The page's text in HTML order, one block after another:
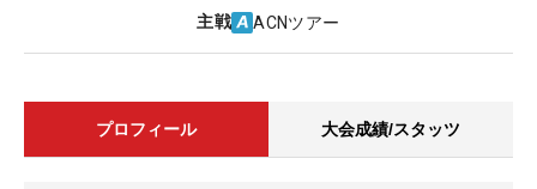
主戦 ACNツアー
プロフィール 大会成績/スタッツ